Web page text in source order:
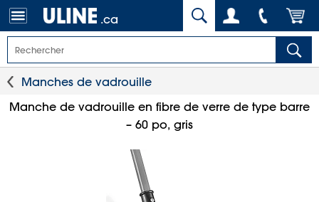
.ca
Manches de vadrouille
Manche de vadrouille en fibre de verre de type barre
– 60 po, gris